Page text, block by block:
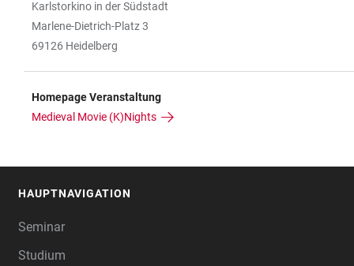
Karlstorkino in der Südstadt
Marlene-Dietrich-Platz 3
69126 Heidelberg
Homepage Veranstaltung
Medieval Movie (K)Nights
HAUPTNAVIGATION
Seminar
Studium